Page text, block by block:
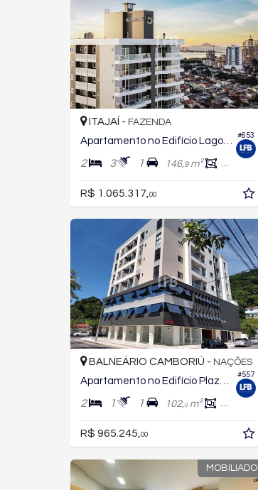
#653
ITAJAÍ - FAZENDA
Apartamento no Edifício Lago Louise Residencial
2 3 1 146,9m² 89,
R$ 1.065.317,00
#557
BALNEÁRIO CAMBORIÚ - NAÇÕES
Apartamento no Edifício Plaza Viena
2 1 1 102,0m² 64,
R$ 965.245, 00
MOBILIADO